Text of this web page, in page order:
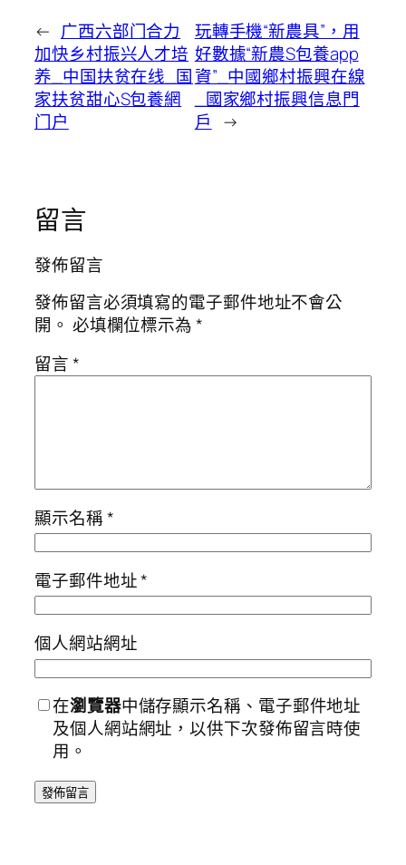
← 广西六部门合力
加快乡村振兴人才培
养_中国扶贫在线_国
家扶贫甜心S包養網
门户
玩轉手機“新農具”，用
好數據“新農S包養app
資”_中國鄉村振興在線
_國家鄉村振興信息門
戶
→
留言
發佈留言
發佈留言必須填寫的電子郵件地址不會公
開。 必填欄位標示為*
留言*
顯示名稱*
電子郵件地址*
個人網站網址
在瀏覽器中儲存顯示名稱、電子郵件地址
及個人網站網址，以供下次發佈留言時使
用。